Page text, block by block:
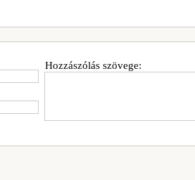
Hozzászólás szövege: